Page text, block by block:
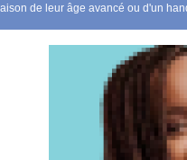
de leur âge avancé ou d'un